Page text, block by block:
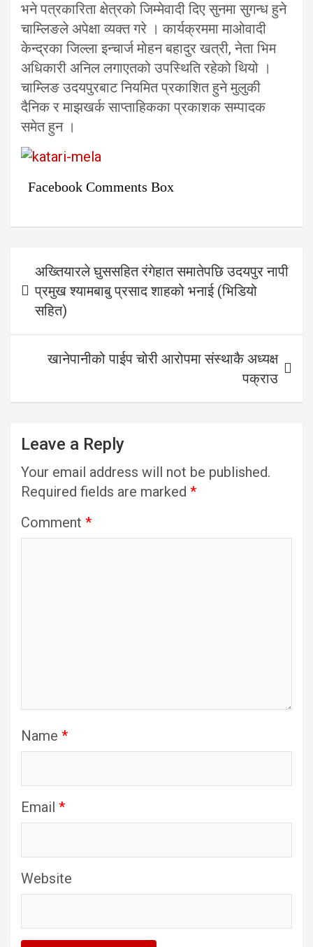
भने पत्रकारिता क्षेत्रको जिम्मेवादी दिए सुनमा सुगन्ध हुने
चाम्लिङले अपेक्षा व्यक्त गरे । कार्यक्रममा माओवादी
केन्द्रका जिल्ला इन्चार्ज मोहन बहादुर खत्री, नेता भिम
अधिकारी अनिल लगाएतको उपस्थिति रहेको थियो ।
चाम्लिङ उदयपुरबाट नियमित प्रकाशित हुने मुलुकी
दैनिक र माझखर्क साप्ताहिकका प्रकाशक सम्पादक
समेत हुन ।
Facebook Comments Box
navigation
अख्तियारले घुससहित रंगेहात समातेपछि उदयपुर नापी
प्रमुख श्यामबाबु प्रसाद शाहको भनाई (भिडियो
सहित)
खानेपानीको पाईप चोरी आरोपमा संस्थाकै अध्यक्ष
पक्राउ
Leave a Reply
Your email address will not be published.
Required fields are marked *
Comment *
Name *
Email *
Website